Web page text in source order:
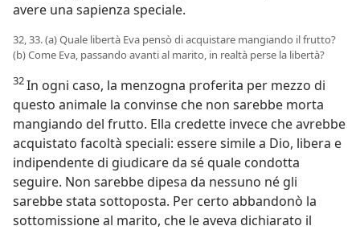
avere una sapienza speciale.
32, 33. (a) Quale libertà Eva pensò di acquistare mangiando il frutto?
(b) Come Eva, passando avanti al marito, in realtà perse la libertà?
32In ogni caso, la menzogna proferita per mezzo di
questo animale la convinse che non sarebbe morta
mangiando del frutto. Ella credette invece che avrebbe
acquistato facoltà speciali: essere simile a Dio, libera e
indipendente di giudicare da sé quale condotta
seguire. Non sarebbe dipesa da nessuno né gli
sarebbe stata sottoposta. Per certo abbandonò la
sottomissione al marito, che le aveva dichiarato il